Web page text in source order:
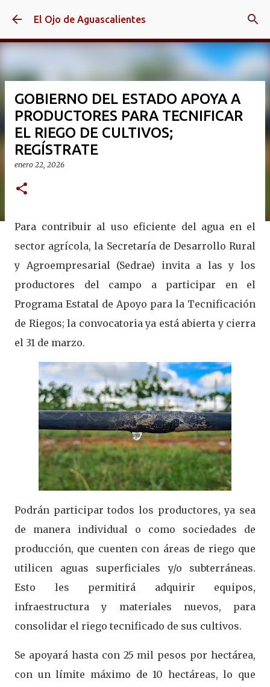
Ir al contenido principal
El Ojo de Aguascalientes
GOBIERNO DEL ESTADO APOYA A
PRODUCTORES PARA TECNIFICAR
EL RIEGO DE CULTIVOS;
REGÍSTRATE
enero 22, 2026
Para contribuir al uso eficiente del agua en el
sector agrícola, la Secretaría de Desarrollo Rural
y Agroempresarial (Sedrae) invita a las y los
productores del campo a participar en el
Programa Estatal de Apoyo para la Tecnificación
de Riegos; la convocatoria ya está abierta y cierra
el 31 de marzo.
Podrán participar todos los productores, ya sea
de manera individual o como sociedades de
producción, que cuenten con áreas de riego que
utilicen aguas superficiales y/o subterráneas.
Esto les permitirá adquirir equipos,
infraestructura y materiales nuevos, para
consolidar el riego tecnificado de sus cultivos.
Se apoyará hasta con 25 mil pesos por hectárea,
con un límite máximo de 10 hectáreas, lo que